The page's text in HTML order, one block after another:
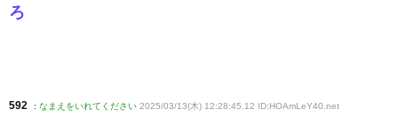
ろ
592 : なまえをいれてください 2025/03/13(木) 12:28:45.12 ID:HOAmLeY40 .net